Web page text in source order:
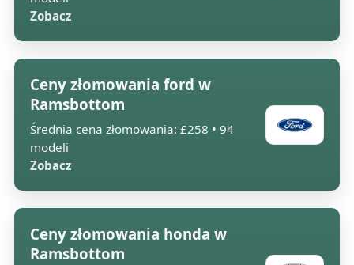
Zobacz
Ceny złomowania ford w
Ramsbottom
Średnia cena złomowania: £258 • 94
modeli
Zobacz
Ceny złomowania honda w
Ramsbottom